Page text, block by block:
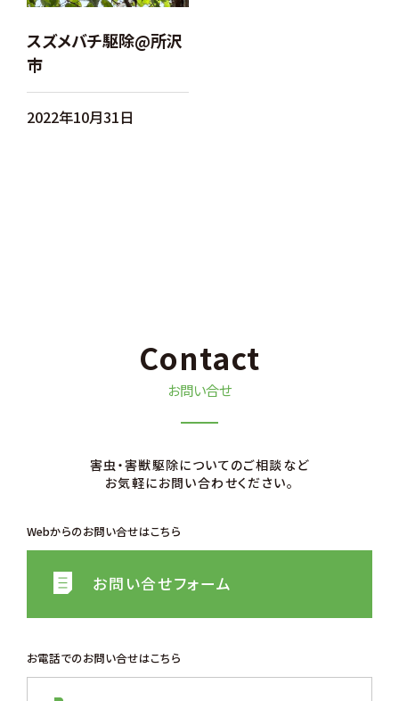
スズメバチ駆除@所沢
市
2022年10月31日
Contact
お問い合せ
害⾍・害獣駆除についてのご相談など
お気軽にお問い合わせください。
Webからのお問い合せはこちら
お問い合せフォーム
お電話でのお問い合せはこちら